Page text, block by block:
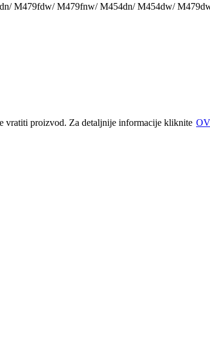
M479fdw/ M479fnw/ M454dn/ M454dw/
vratiti proizvod. Za detaljnije informacije kliknite